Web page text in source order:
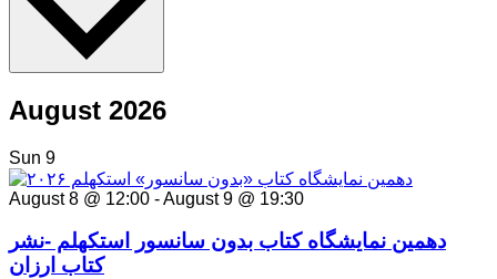
August 2026
Sun 9
August 8 @ 12:00 -August 9 @ 19:30
دهمین نمایشگاه کتاب بدون سانسور استکهلم -نشر
کتاب ارزان